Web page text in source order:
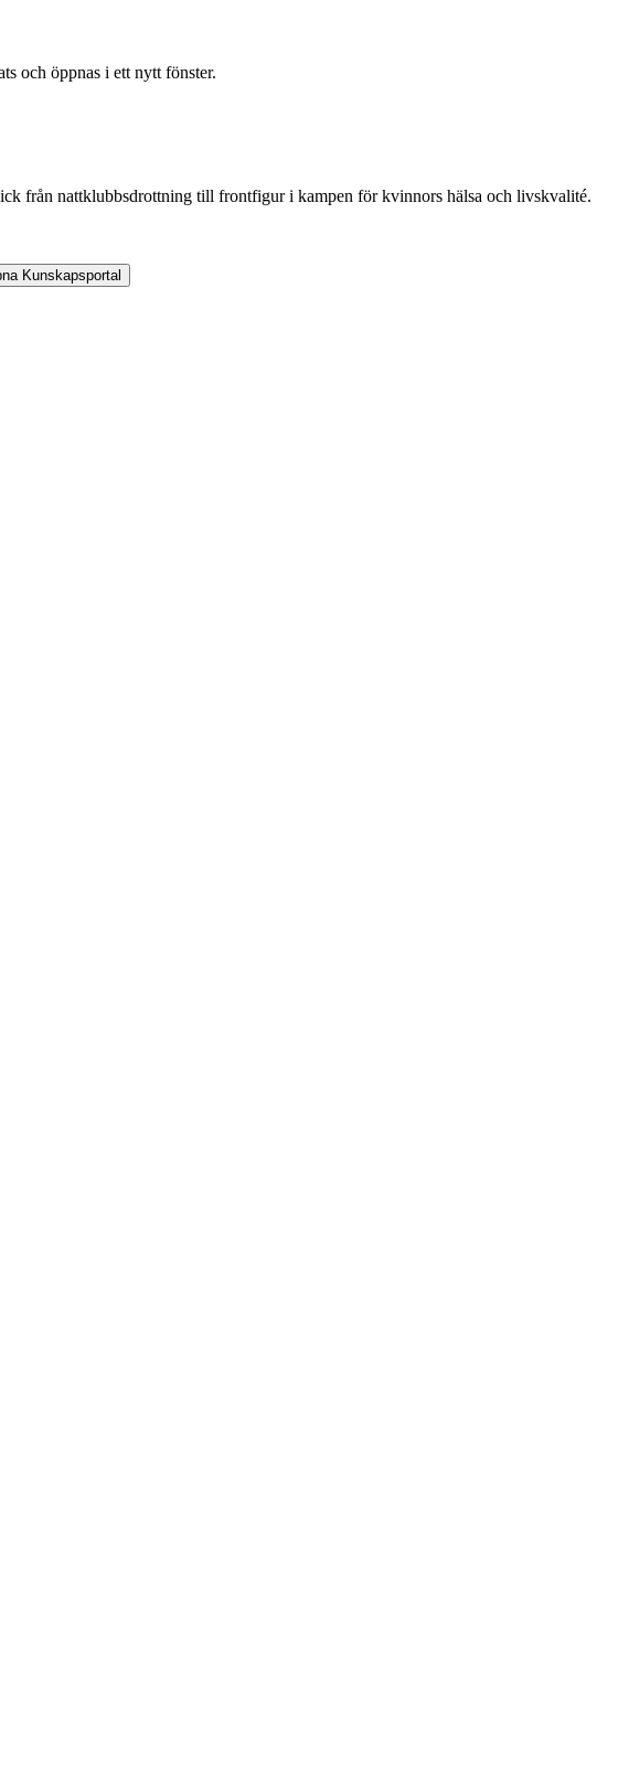
och öppnas i ett nytt fönster.
från nattklubbsdrottning till frontfigur i kampen för kvinnors hälsa och livskvalité.
Kunskapsportal